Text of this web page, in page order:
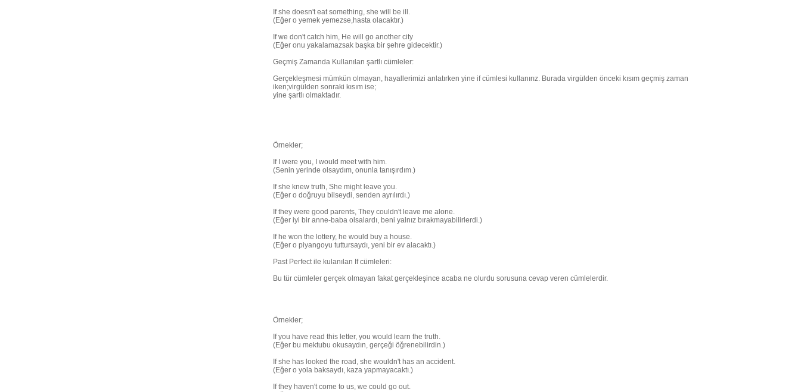
If she doesn't eat something, she will be ill.
(Eğer o yemek yemezse,hasta olacaktır.)
If we don't catch him, He will go another city
(Eğer onu yakalamazsak başka bir şehre gidecektir.)
Geçmiş Zamanda Kullanılan şartlı cümleler:
Gerçekleşmesi mümkün olmayan, hayallerimizi anlatırken yine if cümlesi kullanırız. Burada virgülden önceki kısım geçmiş zaman
iken;virgülden sonraki kısım ise;
yine şartlı olmaktadır.
Örnekler;
If I were you, I would meet with him.
(Senin yerinde olsaydım, onunla tanışırdım.)
If she knew truth, She might leave you.
(Eğer o doğruyu bilseydi, senden ayrılırdı.)
If they were good parents, They couldn't leave me alone.
(Eğer iyi bir anne-baba olsalardı, beni yalnız bırakmayabilirlerdi.)
If he won the lottery, he would buy a house.
(Eğer o piyangoyu tuttursaydı, yeni bir ev alacaktı.)
Past Perfect ile kulanılan If cümleleri:
Bu tür cümleler gerçek olmayan fakat gerçekleşince acaba ne olurdu sorusuna cevap veren cümlelerdir.
Örnekler;
If you have read this letter, you would learn the truth.
(Eğer bu mektubu okusaydın, gerçeği öğrenebilirdin.)
If she has looked the road, she wouldn't has an accident.
(Eğer o yola baksaydı, kaza yapmayacaktı.)
If they haven't come to us, we could go out.